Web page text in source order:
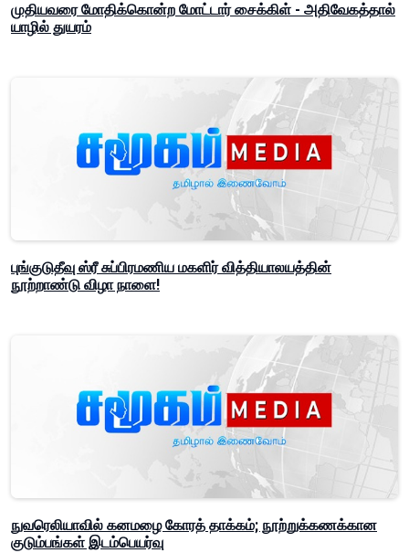
முதியவரை மோதிக்கொன்ற மோட்டார் சைக்கிள் - அதிவேகத்தால்
யாழில் துயரம்
புங்குடுதீவு ஸ்ரீ சுப்பிரமணிய மகளிர் வித்தியாலயத்தின்
நூற்றாண்டு விழா நாளை!
நுவரெலியாவில் கனமழை கோரத் தாக்கம்; நூற்றுக்கணக்கான
குடும்பங்கள் இடம்பெயர்வு